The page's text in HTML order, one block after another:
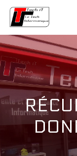
Panneau de gestion